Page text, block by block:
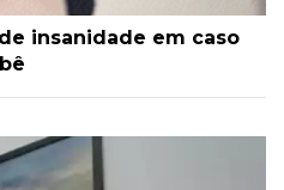
insanidade em caso